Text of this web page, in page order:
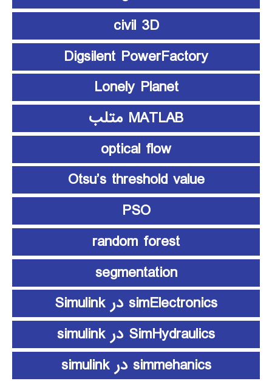
civil 3D
Digsilent PowerFactory
Lonely Planet
MATLAB متلب
optical flow
Otsu’s threshold value
PSO
random forest
segmentation
simElectronics در Simulink
SimHydraulics در simulink
simmehanics در simulink